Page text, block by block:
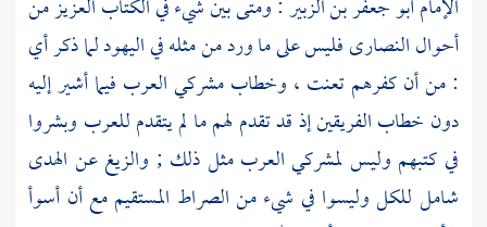
الإمامأبو جعفر بن الزبير: ومتى بين شيء في الكتاب العزيز من
أحوال النصارى فليس على ما ورد من مثله في اليهود لما ذكر أي
: من أن كفرهم تعنت ، وخطاب مشركيالعرب فيما أشير إليه
دون خطاب الفريقين إذ قد تقدم لهم ما لم يتقدم للعرب وبشروا
في كتبهم وليس لمشركي العرب مثل ذلك ; والزيغ عن الهدى
شامل للكل وليسوا في شيء من الصراط المستقيم مع أن أسوأ